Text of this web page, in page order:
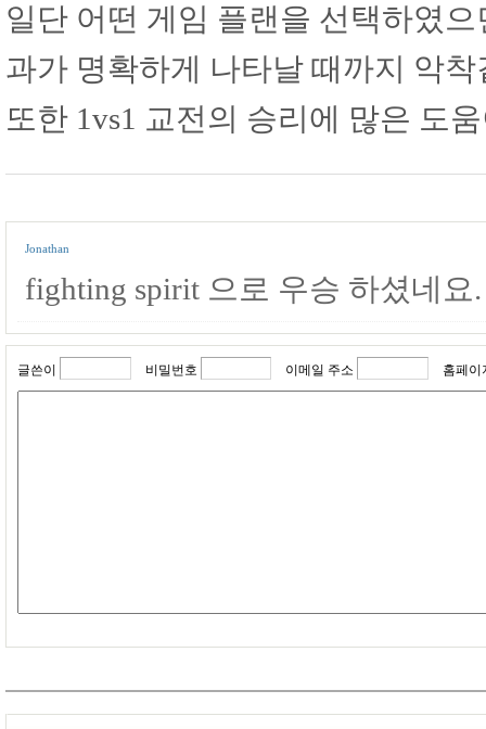
일단 어떤 게임 플랜을 선택하였
과가 명확하게 나타날 때까지 악
또한 1vs1 교전의 승리에 많은 도
Jonathan
fighting spirit 으로 우승 하셨네요
글쓴이 비밀번호 이메일 주소 홈페이